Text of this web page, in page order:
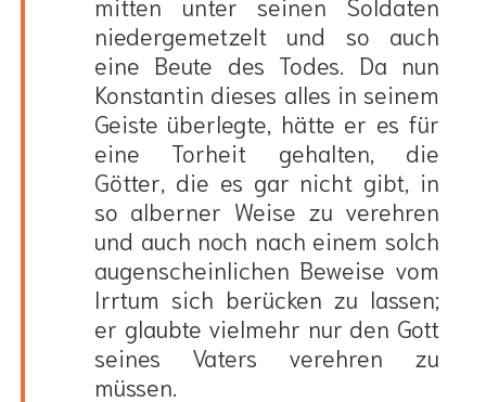
niedergemetzelt und so auch
eine Beute des Todes. Da nun
Konstantin dieses alles in seinem
Geiste überlegte, hätte er es für
eine Torheit gehalten, die
Götter, die es gar nicht gibt, in
so alberner Weise zu verehren
und auch noch nach einem solch
augenscheinlichen Beweise vom
Irrtum sich berücken zu lassen;
er glaubte vielmehr nur den Gott
seines Vaters verehren zu
müssen.